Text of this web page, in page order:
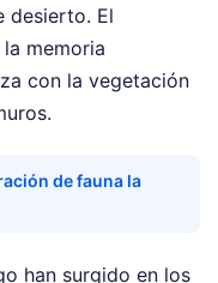
desierto. El
memoria
con la vegetación
de fauna la
han surgido en los